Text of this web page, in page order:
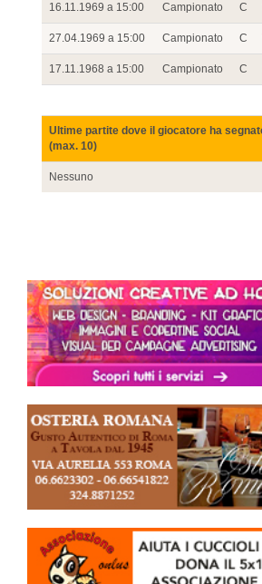
16.11.1969 a 15:00 Campionato C
27.04.1969 a 15:00 Campionato C
17.11.1968 a 15:00 Campionato C
Ultime partite dove il giocatore ha
(max. 10)
Nessuno